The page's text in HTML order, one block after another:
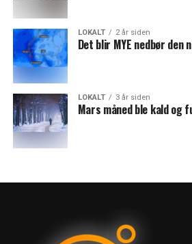
LOKALT 2 år siden
Det blir MYE nedbør den
LOKALT 3 år siden
Mars måned ble kald og